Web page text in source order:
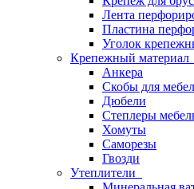
Лента
Пластина
Уголок
Крепежный материал
Анкера
Скобы для
Дюбели
Степлеры
Хомуты
Саморезы
Гвозди
Утеплители